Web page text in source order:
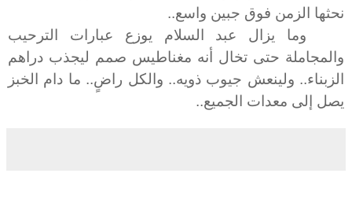
نحثها الزمن فوق جبين واسع..
وما يزال عبد السلام يوزع عبارات الترحيب
والمجاملة حتى تخال أنه مغناطيس صمم ليجذب دراهم
الزبناء.. ولينعش جيوب ذويه.. والكل راضٍ.. ما دام الخبز
يصل إلى معدات الجميع..